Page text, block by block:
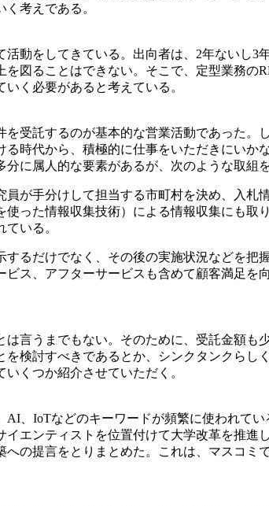
考えである。
動をしてきている。出向者は、2年ないし3
図ることはできない。そこで、定型業務
く必要があると考えている。
受託するのが基本的な営業活動であった。
時代から、積極的に仕事をいただきにい
に属人的な要素があるが、次のような取組
員が手分けして担当する市町村を決め、入
った情報収集技術）による情報収集にも
いる。
するだけでなく、その後の実施状況などを
ス、アフターサービスも含めて顧客満足を
言うまでもない。そのために、受託金額
検討すべきであるとか、シンクタンクら
くつか紹介させていただく。
、IoTなどのキーワードが頻繁に使われて
エンティストを位置付けて大学改革を推進し
の提言をとりまとめた。これは、マスコミ